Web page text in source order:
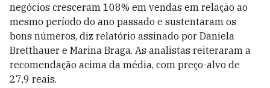
negócios cresceram 108% em vendas em relação ao
mesmo período do ano passado e sustentaram os
bons números, diz relatório assinado por Daniela
Bretthauer e Marina Braga. As analistas reiteraram a
recomendação acima da média, com preço-alvo de
27,9 reais.